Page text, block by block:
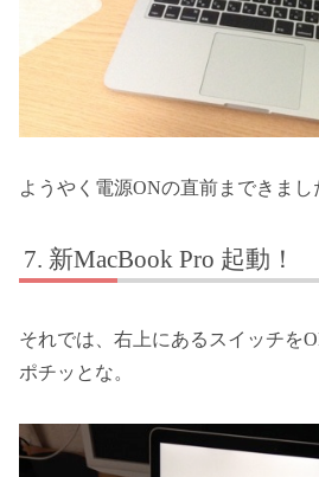
ようやく電源ONの直前まできまし
新MacBook Pro 起動！
それでは、右上にあるスイッチを
ポチッとな。